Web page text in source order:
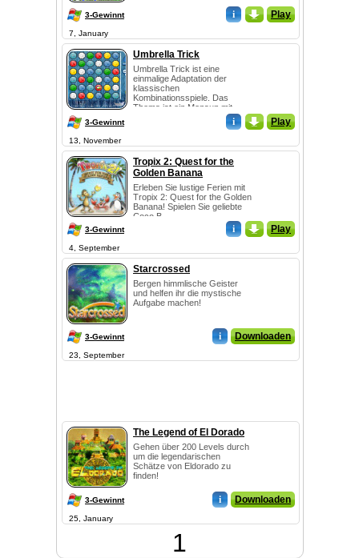
3-Gewinnt i _ Play
7, January
Umbrella Trick
Umbrella Trick ist eine
einmalige Adaptation der
klassischen
Kombinationsspiele. Das
Thema ist ein Monsun mit
3-Gewinnt i _ Play
13, November
Tropix 2: Quest for the
Golden Banana
Erleben Sie lustige Ferien mit
Tropix 2: Quest for the Golden
Banana! Spielen Sie geliebte
Coco B...
3-Gewinnt i _ Play
4, September
Starcrossed
Bergen himmlische Geister
und helfen ihr die mystische
Aufgabe machen!
3-Gewinnt i Downloaden
23, September
The Legend of El Dorado
Gehen über 200 Levels durch
um die legendarischen
Schätze von Eldorado zu
finden!
3-Gewinnt i Downloaden
25, January
1